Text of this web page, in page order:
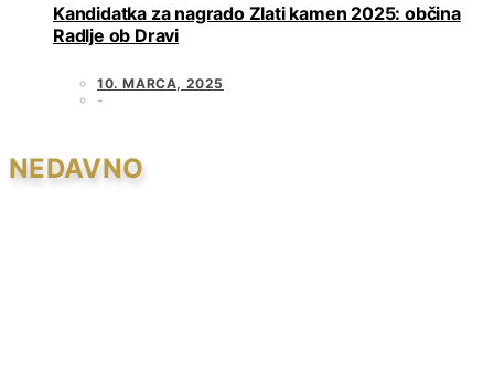
Kandidatka za nagrado Zlati kamen 2025: občina
Radlje ob Dravi
10. MARCA, 2025
NEDAVNO